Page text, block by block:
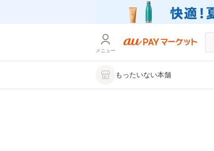
メニュー
もったいない本舗